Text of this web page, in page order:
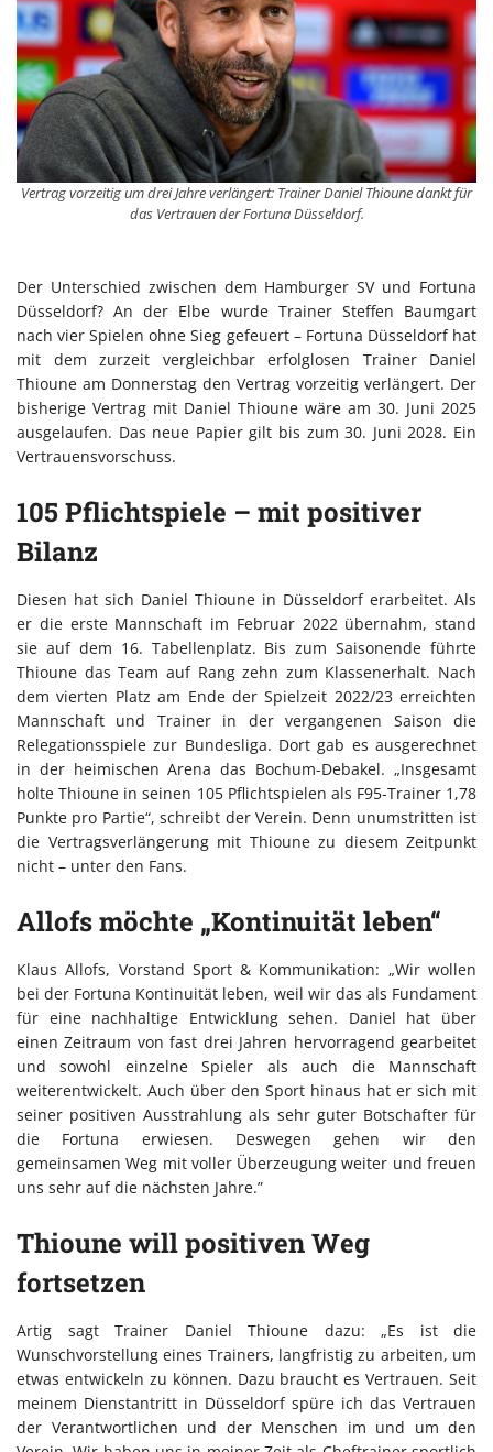
Vertrag vorzeitig um drei Jahre verlängert: Trainer Daniel Thioune dankt für
das Vertrauen der Fortuna Düsseldorf.
Der Unterschied zwischen dem Hamburger SV und Fortuna
Düsseldorf? An der Elbe wurde Trainer Steffen Baumgart
nach vier Spielen ohne Sieg gefeuert – Fortuna Düsseldorf hat
mit dem zurzeit vergleichbar erfolglosen Trainer Daniel
Thioune am Donnerstag den Vertrag vorzeitig verlängert. Der
bisherige Vertrag mit Daniel Thioune wäre am 30. Juni 2025
ausgelaufen. Das neue Papier gilt bis zum 30. Juni 2028. Ein
Vertrauensvorschuss.
105 Pflichtspiele – mit positiver
Bilanz
Diesen hat sich Daniel Thioune in Düsseldorf erarbeitet. Als
er die erste Mannschaft im Februar 2022 übernahm, stand
sie auf dem 16. Tabellenplatz. Bis zum Saisonende führte
Thioune das Team auf Rang zehn zum Klassenerhalt. Nach
dem vierten Platz am Ende der Spielzeit 2022/23 erreichten
Mannschaft und Trainer in der vergangenen Saison die
Relegationsspiele zur Bundesliga. Dort gab es ausgerechnet
in der heimischen Arena das Bochum-Debakel. „Insgesamt
holte Thioune in seinen 105 Pflichtspielen als F95-Trainer 1,78
Punkte pro Partie“, schreibt der Verein. Denn unumstritten ist
die Vertragsverlängerung mit Thioune zu diesem Zeitpunkt
nicht – unter den Fans.
Allofs möchte „Kontinuität leben“
Klaus Allofs, Vorstand Sport & Kommunikation: „Wir wollen
bei der Fortuna Kontinuität leben, weil wir das als Fundament
für eine nachhaltige Entwicklung sehen. Daniel hat über
einen Zeitraum von fast drei Jahren hervorragend gearbeitet
und sowohl einzelne Spieler als auch die Mannschaft
weiterentwickelt. Auch über den Sport hinaus hat er sich mit
seiner positiven Ausstrahlung als sehr guter Botschafter für
die Fortuna erwiesen. Deswegen gehen wir den
gemeinsamen Weg mit voller Überzeugung weiter und freuen
uns sehr auf die nächsten Jahre.”
Thioune will positiven Weg
fortsetzen
Artig sagt Trainer Daniel Thioune dazu: „Es ist die
Wunschvorstellung eines Trainers, langfristig zu arbeiten, um
etwas entwickeln zu können. Dazu braucht es Vertrauen. Seit
meinem Dienstantritt in Düsseldorf spüre ich das Vertrauen
der Verantwortlichen und der Menschen im und um den